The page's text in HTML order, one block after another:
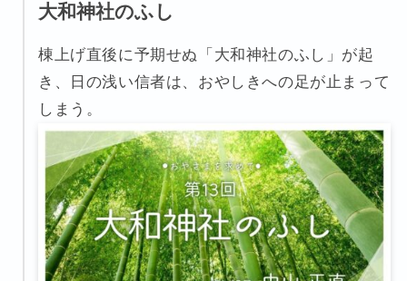
大和神社のふし
棟上げ直後に予期せぬ「大和神社のふし」が起
き、日の浅い信者は、おやしきへの足が止まって
しまう。